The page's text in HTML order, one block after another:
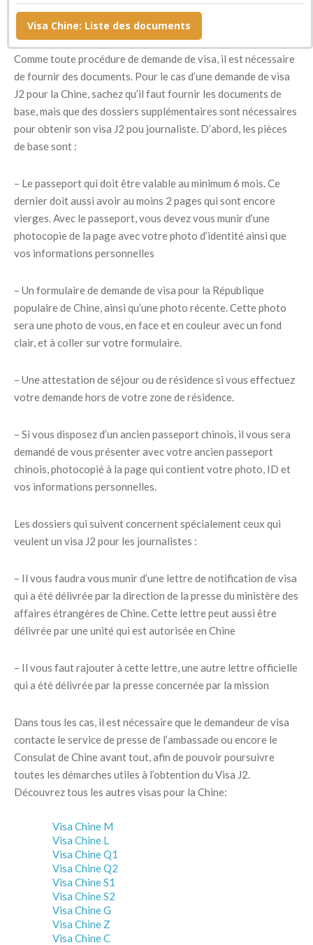
Quels documents fournir ?
Comme toute procédure de demande de visa, il est nécessaire
de fournir des documents. Pour le cas d’une demande de visa
J2 pour la Chine, sachez qu’il faut fournir les documents de
base, mais que des dossiers supplémentaires sont nécessaires
pour obtenir son visa J2 pou journaliste. D’abord, les pièces
de base sont :
– Le passeport qui doit être valable au minimum 6 mois. Ce
dernier doit aussi avoir au moins 2 pages qui sont encore
vierges. Avec le passeport, vous devez vous munir d’une
photocopie de la page avec votre photo d’identité ainsi que
vos informations personnelles
– Un formulaire de demande de visa pour la République
populaire de Chine, ainsi qu’une photo récente. Cette photo
sera une photo de vous, en face et en couleur avec un fond
clair, et à coller sur votre formulaire.
– Une attestation de séjour ou de résidence si vous effectuez
votre demande hors de votre zone de résidence.
– Si vous disposez d’un ancien passeport chinois, il vous sera
demandé de vous présenter avec votre ancien passeport
chinois, photocopié à la page qui contient votre photo, ID et
vos informations personnelles.
Les dossiers qui suivent concernent spécialement ceux qui
veulent un visa J2 pour les journalistes :
– Il vous faudra vous munir d’une lettre de notification de visa
qui a été délivrée par la direction de la presse du ministère des
affaires étrangères de Chine. Cette lettre peut aussi être
délivrée par une unité qui est autorisée en Chine
– Il vous faut rajouter à cette lettre, une autre lettre officielle
qui a été délivrée par la presse concernée par la mission
Dans tous les cas, il est nécessaire que le demandeur de visa
contacte le service de presse de l’ambassade ou encore le
Consulat de Chine avant tout, afin de pouvoir poursuivre
toutes les démarches utiles à l’obtention du Visa J2.
Découvrez tous les autres visas pour la Chine:
Visa Chine M
Visa Chine L
Visa Chine Q1
Visa Chine Q2
Visa Chine S1
Visa Chine S2
Visa Chine G
Visa Chine Z
Visa Chine C
Visa Chine: Liste des documents